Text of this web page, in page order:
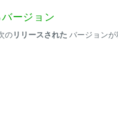
ージョン
のリリースされた バージョンが